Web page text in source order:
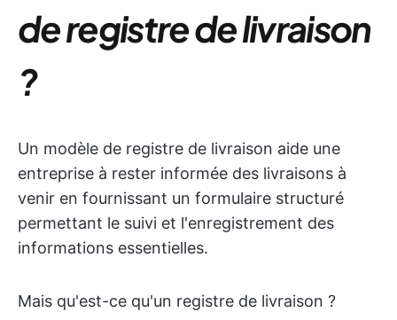
de registre de livraison
?
Un modèle de registre de livraison aide une
entreprise à rester informée des livraisons à
venir en fournissant un formulaire structuré
permettant le suivi et l'enregistrement des
informations essentielles.
Mais qu'est-ce qu'un registre de livraison ?